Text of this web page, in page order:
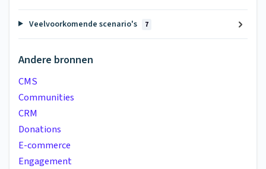
Veelvoorkomende scenario's 7
Andere bronnen
CMS
Communities
CRM
Donations
E-commerce
Engagement